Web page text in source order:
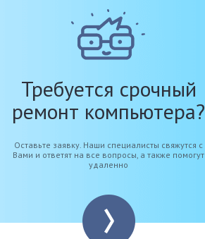
Требуется срочный
ремонт компьютера?
Оставьте заявку. Наши специалисты свяжутся с
Вами и ответят на все вопросы, а также помогут
удаленно